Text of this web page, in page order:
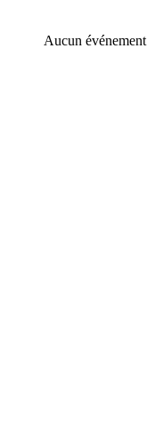
Aucun événement